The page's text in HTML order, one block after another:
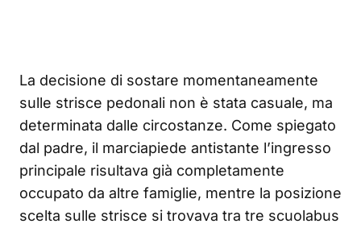
La decisione di sostare momentaneamente
sulle strisce pedonali non è stata casuale, ma
determinata dalle circostanze. Come spiegato
dal padre, il marciapiede antistante l’ingresso
principale risultava già completamente
occupato da altre famiglie, mentre la posizione
scelta sulle strisce si trovava tra tre scuolabus